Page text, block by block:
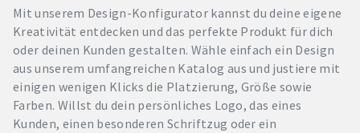
Mit unserem Design-Konfigurator kannst du deine eigene
Kreativität entdecken und das perfekte Produkt für dich
oder deinen Kunden gestalten. Wähle einfach ein Design
aus unserem umfangreichen Katalog aus und justiere mit
einigen wenigen Klicks die Platzierung, Größe sowie
Farben. Willst du dein persönliches Logo, das eines
Kunden, einen besonderen Schriftzug oder ein